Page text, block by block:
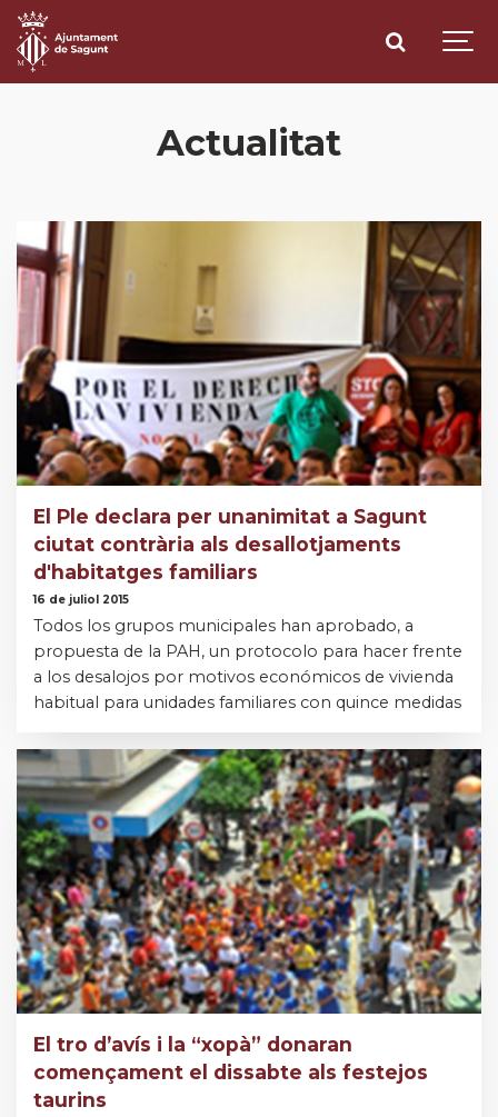
Actualitat
El Ple declara per unanimitat a Sagunt
ciutat contrària als desallotjaments
d'habitatges familiars
16 de juliol 2015
Todos los grupos municipales han aprobado, a
propuesta de la PAH, un protocolo para hacer frente
a los desalojos por motivos económicos de vivienda
habitual para unidades familiares con quince medidas
El tro d’avís i la “xopà” donaran
començament el dissabte als festejos
taurins